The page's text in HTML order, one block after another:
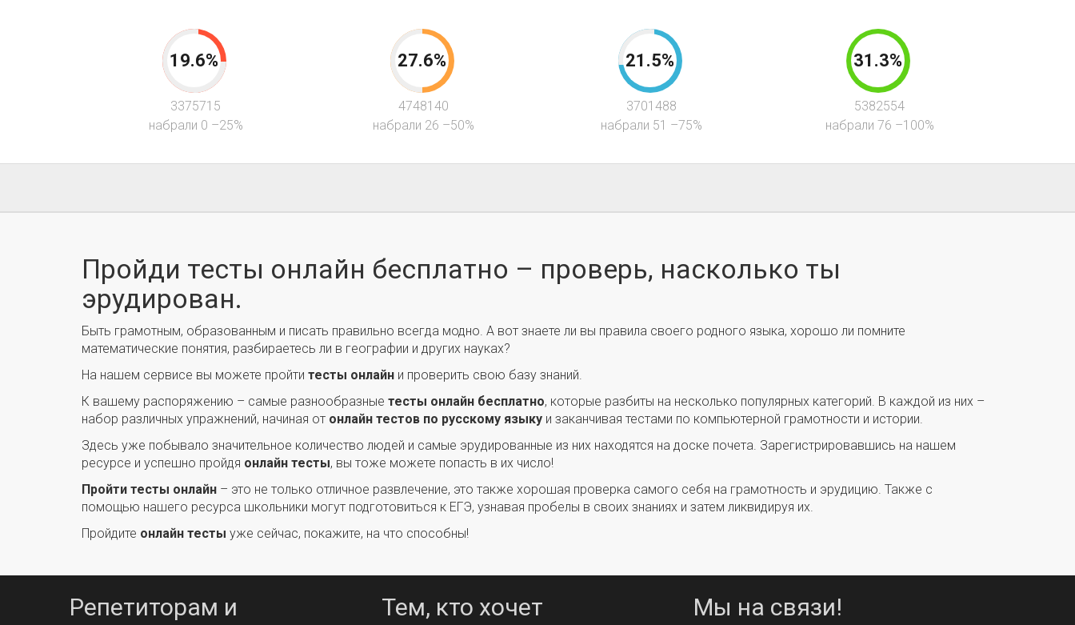
19.6% 27.6% 21.5% 31.3%
3375715
набрали 0 –25%
4748140
набрали 26 –50%
3701488
набрали 51 –75%
5382554
набрали 76 –100%
Пройди тесты онлайн бесплатно – проверь, насколько ты
эрудирован.
Быть грамотным, образованным и писать правильно всегда модно. А вот знаете ли вы правила своего родного языка, хорошо ли помните
математические понятия, разбираетесь ли в географии и других науках?
На нашем сервисе вы можете пройти тесты онлайн и проверить свою базу знаний.
К вашему распоряжению – самые разнообразные тесты онлайн бесплатно, которые разбиты на несколько популярных категорий. В каждой из них –
набор различных упражнений, начиная от онлайн тестов по русскому языку и заканчивая тестами по компьютерной грамотности и истории.
Здесь уже побывало значительное количество людей и самые эрудированные из них находятся на доске почета. Зарегистрировавшись на нашем
ресурсе и успешно пройдя онлайн тесты, вы тоже можете попасть в их число!
Пройти тесты онлайн – это не только отличное развлечение, это также хорошая проверка самого себя на грамотность и эрудицию. Также с
помощью нашего ресурса школьники могут подготовиться к ЕГЭ, узнавая пробелы в своих знаниях и затем ликвидируя их.
Пройдите онлайн тесты уже сейчас, покажите, на что способны!
Репетиторам и
Тем, кто хочет
Мы на связи!